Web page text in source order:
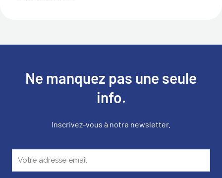
Ne manquez pas une seule
info.
Inscrivez-vous à notre newsletter.